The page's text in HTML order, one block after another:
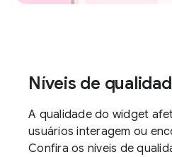
Níveis de
A qualidade do widget
usuários interagem ou
Confira os níveis de